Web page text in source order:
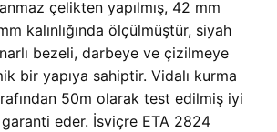
çelikten yapılmış, 42 mm
kalınlığında ölçülmüştür, siyah
bezeli, darbeye ve çizilmeye
bir yapıya sahiptir. Vidalı kurma
50m olarak test edilmiş iyi
eder. İsviçre ETA 2824